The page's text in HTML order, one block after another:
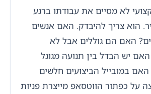
לא מסיים את עבודתו ברגע
הוא צריך להיבדק. האם אנשים
האם הם גוללים אבל לא
יש הבדל בין תנועה מגוגל
במובייל הביצועים חלשים
על כפתור הווטסאפ מייצרת פניות